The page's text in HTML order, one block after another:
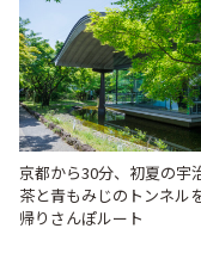
京都から30分、初夏の
茶と青もみじのトンネル
帰りさんぽルート